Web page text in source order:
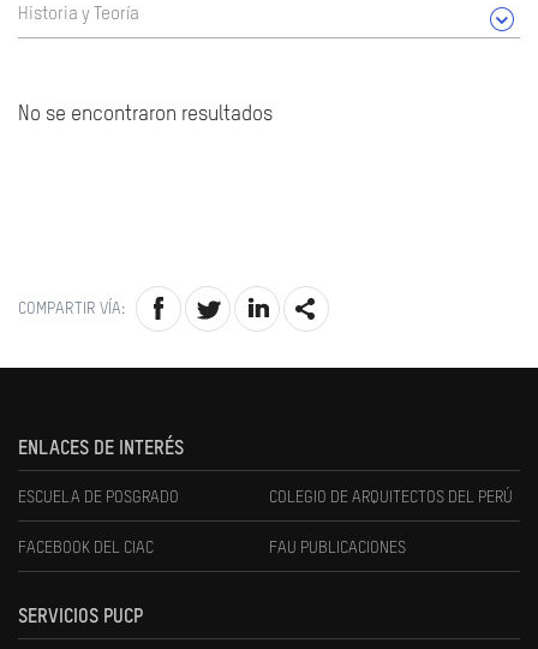
Historia y Teoría
No se encontraron resultados
COMPARTIR VÍA:
ENLACES DE INTERÉS
ESCUELA DE POSGRADO COLEGIO DE ARQUITECTOS DEL PERÚ
FACEBOOK DEL CIAC FAU PUBLICACIONES
SERVICIOS PUCP